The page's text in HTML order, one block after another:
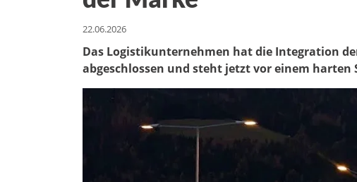
22.06.2026
Das Logistikunternehmen hat die Integration
abgeschlossen und steht jetzt vor einem harten